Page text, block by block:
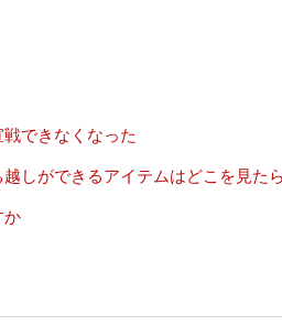
できなくなった
しができるアイテムはどこを見た
か